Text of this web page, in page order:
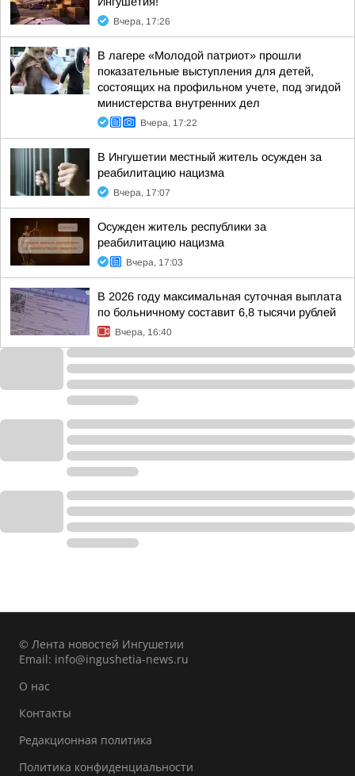
Вчера, 17:26
В лагере «Молодой патриот» прошли
показательные выступления для детей,
состоящих на профильном учете, под эгидой
министерства внутренних дел
Вчера, 17:22
В Ингушетии местный житель осужден за
реабилитацию нацизма
Вчера, 17:07
Осужден житель республики за
реабилитацию нацизма
Вчера, 17:03
В 2026 году максимальная суточная выплата
по больничному составит 6,8 тысячи рублей
Вчера, 16:40
© Лента новостей Ингушетии
Email: info@ingushetia-news.ru
О нас
Контакты
Редакционная политика
Политика конфиденциальности